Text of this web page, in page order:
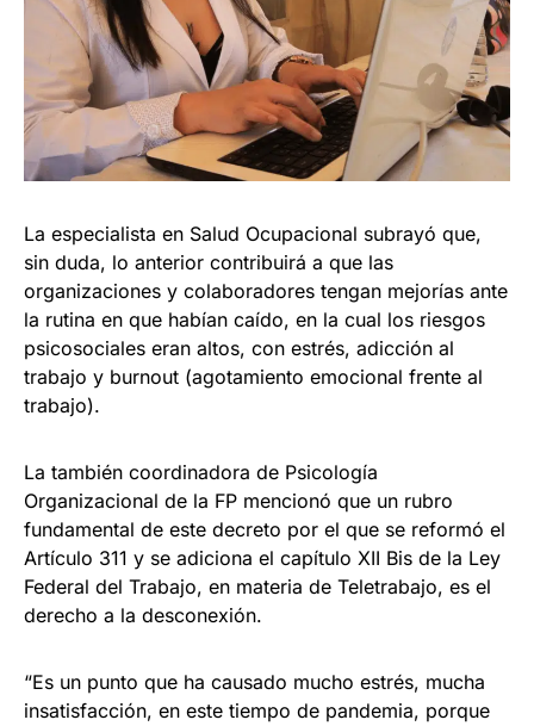
La especialista en Salud Ocupacional subrayó que,
sin duda, lo anterior contribuirá a que las
organizaciones y colaboradores tengan mejorías ante
la rutina en que habían caído, en la cual los riesgos
psicosociales eran altos, con estrés, adicción al
trabajo y burnout (agotamiento emocional frente al
trabajo).
La también coordinadora de Psicología
Organizacional de la FP mencionó que un rubro
fundamental de este decreto por el que se reformó el
Artículo 311 y se adiciona el capítulo XII Bis de la Ley
Federal del Trabajo, en materia de Teletrabajo, es el
derecho a la desconexión.
“Es un punto que ha causado mucho estrés, mucha
insatisfacción, en este tiempo de pandemia, porque